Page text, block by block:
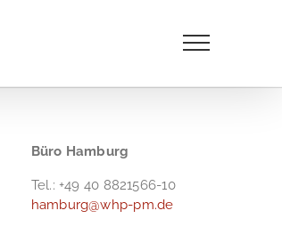
Büro Hamburg
Tel.: +49 40 8821566-10
hamburg@whp-pm.de